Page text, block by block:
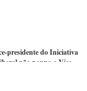
presidente do Iniciativa
não poupa o Vice-